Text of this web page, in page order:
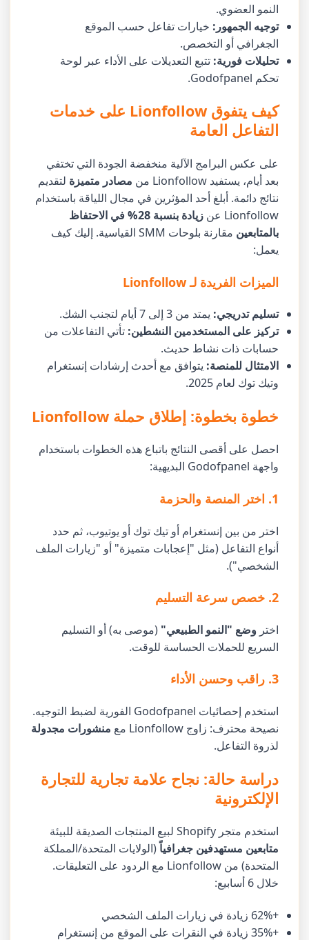
النمو العضوي.
توجيه الجمهور: خيارات تفاعل حسب الموقع
الجغرافي أو التخصص.
تحليلات فورية: تتبع التعديلات على الأداء عبر لوحة
تحكم Godofpanel.
كيف يتفوق Lionfollow على خدمات
التفاعل العامة
على عكس البرامج الآلية منخفضة الجودة التي تختفي
بعد أيام، يستفيد Lionfollow من
مصادر متميزة لتقديم
نتائج دائمة. أبلغ أحد المؤثرين في مجال اللياقة باستخدام
Lionfollow عن
زيادة بنسبة 28% في الاحتفاظ
بالمتابعين
مقارنة بلوحات SMM القياسية. إليك كيف
يعمل:
الميزات الفريدة لـ Lionfollow
تسليم تدريجي: يمتد من 3 إلى 7 أيام لتجنب الشك.
تركيز على المستخدمين النشطين: تأتي التفاعلات من
حسابات ذات نشاط حديث.
الامتثال للمنصة: يتوافق مع أحدث إرشادات إنستغرام
وتيك توك لعام 2025.
خطوة بخطوة: إطلاق حملة Lionfollow
احصل على أقصى النتائج باتباع هذه الخطوات باستخدام
واجهة Godofpanel البديهية:
1. اختر المنصة والحزمة
اختر من بين إنستغرام أو تيك توك أو يوتيوب، ثم حدد
أنواع التفاعل (مثل "إعجابات متميزة" أو "زيارات الملف
الشخصي").
2. خصص سرعة التسليم
اختروضع "النمو الطبيعي" (موصى به) أو التسليم
السريع للحملات الحساسة للوقت.
3. راقب وحسن الأداء
استخدم إحصائيات Godofpanel الفورية لضبط التوجيه.
نصيحة محترف: زاوج Lionfollow مع
منشورات مجدولة
لذروة التفاعل.
دراسة حالة: نجاح علامة تجارية للتجارة
الإلكترونية
استخدم متجر Shopify لبيع المنتجات الصديقة للبيئة
متابعين مستهدفين جغرافياً(الولايات المتحدة/المملكة
المتحدة) من Lionfollow مع الردود على التعليقات.
خلال 6 أسابيع:
+62% زيادة في زيارات الملف الشخصي
+35% زيادة في النقرات على الموقع من إنستغرام